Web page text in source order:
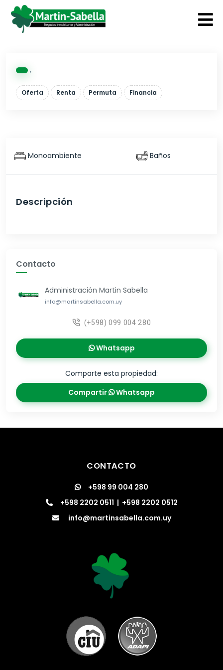
,
Oferta Renta Permuta Financia
Monoambiente Baños
Descripción
Contacto
Administración Martin Sabella
info@martinsabella.com.uy
(+598) 099 004 280
Whatsapp
Comparte esta propiedad:
Compartir
Whatsapp
CONTACTO
+598 99 004 280
+598 2202 0511 | +598 2202 0512
info@martinsabella.com.uy